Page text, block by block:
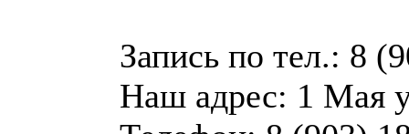
Запись по тел.: 8
Наш адрес: 1 Мая